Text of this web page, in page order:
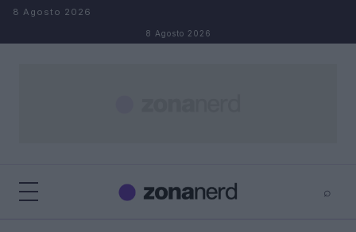
Salta al contenuto
8 Agosto 2026
8 Agosto 2026
⌕